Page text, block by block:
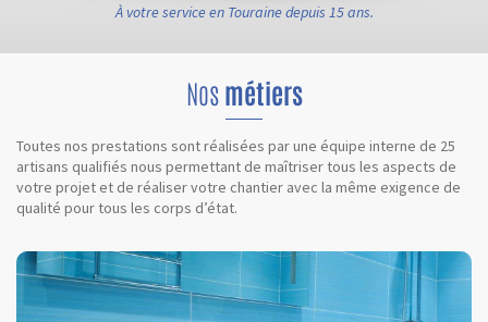
À votre service en Touraine depuis 15 ans.
Nosmétiers
Toutes nos prestations sont réalisées par une équipe interne de 25
artisans qualifiés nous permettant de maîtriser tous les aspects de
votre projet et de réaliser votre chantier avec la même exigence de
qualité pour tous les corps d’état.